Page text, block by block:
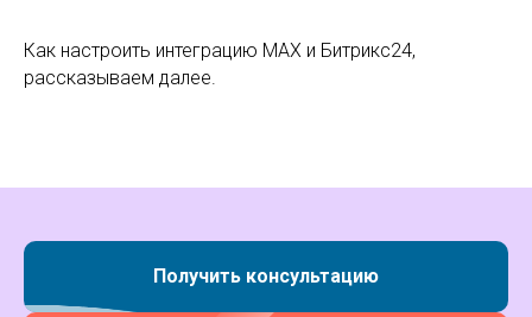
Как настроить интеграцию MAX и Битрикс24,
рассказываем далее.
Получить консультацию